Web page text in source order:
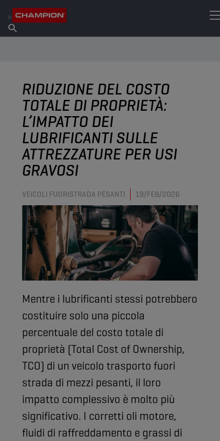
Informazioni su Champion
Trova un punto vendita
RIDUZIONE DEL COSTO
TOTALE DI PROPRIETÀ:
L’IMPATTO DEI
LUBRIFICANTI SULLE
ATTREZZATURE PER USI
GRAVOSI
VEICOLI FUORISTRADA PESANTI 19/FEB/2026
Mentre i lubrificanti stessi potrebbero
costituire solo una piccola
percentuale del costo totale di
proprietà (Total Cost of Ownership,
TCO) di un veicolo trasporto fuori
strada di mezzi pesanti, il loro
impatto complessivo è molto più
significativo. I corretti oli motore,
fluidi di raffreddamento e grassi di